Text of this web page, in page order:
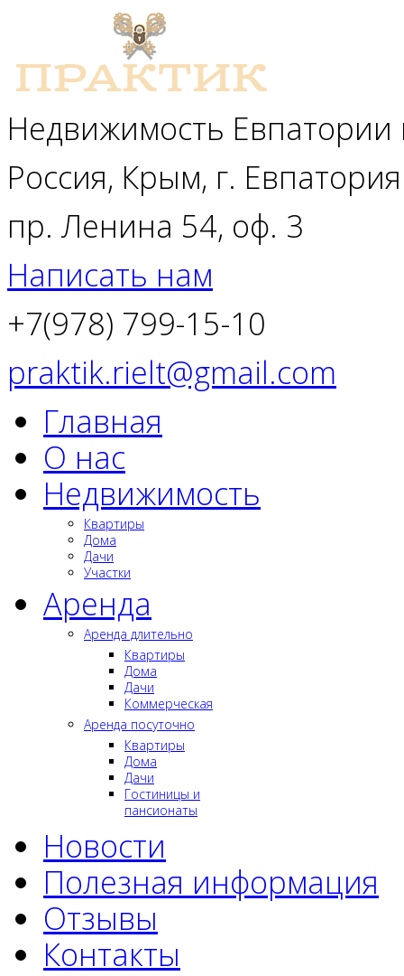
Недвижимость
Россия, Крым, г. Евпатория
пр. Ленина 54, оф. 3
Написать нам
+7(978) 799-15-10
praktik.rielt@gmail.com
Главная
О нас
Недвижимость
Квартиры
Дома
Дачи
Участки
Аренда
Аренда длительно
Квартиры
Дома
Дачи
Коммерческая
Аренда посуточно
Квартиры
Дома
Дачи
Гостиницы и
пансионаты
Новости
Полезная информация
Отзывы
Контакты